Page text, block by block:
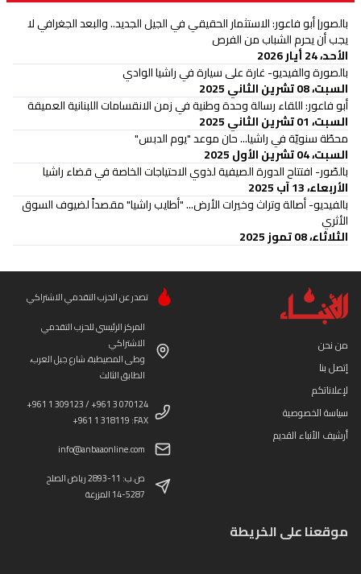
بالصور| أبو فاعور: الاستثمار الحقيقي في الجيل الجديد.. والبعد الجغرافي لا
يجب أن يحرم الشباب من الفرص
الأحد، 24 أيار 2026
بالصورة والفيديو- غارة على سيارة في راشيا الوادي
السبت، 08 تشرين الثاني 2025
أبو فاعور: اللقاء رسالة وحدة وطنية في زمن الانقسامات اللبنانية العميقة
السبت، 01 تشرين الثاني 2025
محطّة سنويّة في راشيا... حان موعد "يوم الدبس"
السبت، 04 تشرين الأول 2025
بالصّور- افتتاح الدورة الصيفية لذوي الاحتياجات الخاصة في قضاء راشيا
الأربعاء، 13 آب 2025
بالفيديو- أصالة وتراث وخيرات الأرض... "أطايب راشيا" مقصداً لضيوف السوق
الأثري
الثلاثاء، 08 تموز 2025
من نحن
إتصل بنا
لإعلاناتكم
سياسة الخصوصية
أرشيف الأنباء القديم
تصدر عن الحزب التقدمي الاشتراكي
المركز الرئيسي للحزب التقدمي
الاشتراكي
وطى المصيطبة، شارع جبل العرب،
الطابق الثالث
+961 1 309123 / +961 3 070124
+961 1 318119 :FAX
info@anbaaonline.com
ص.ب: 11-2893 رياض الصلح
14-5287 المزرعة
موقعنا على الخريطة